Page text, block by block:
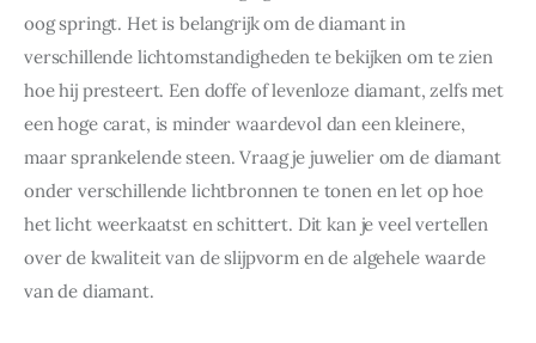
oog springt. Het is belangrijk om de diamant in
verschillende lichtomstandigheden te bekijken om te zien
hoe hij presteert. Een doffe of levenloze diamant, zelfs met
een hoge carat, is minder waardevol dan een kleinere,
maar sprankelende steen. Vraag je juwelier om de diamant
onder verschillende lichtbronnen te tonen en let op hoe
het licht weerkaatst en schittert. Dit kan je veel vertellen
over de kwaliteit van de slijpvorm en de algehele waarde
van de diamant.